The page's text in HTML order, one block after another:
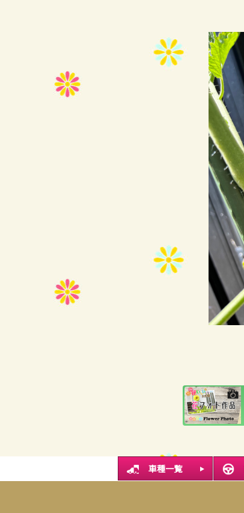
車種一覧